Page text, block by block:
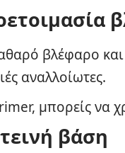
βλέφαρο
αναλλοίωτες.
μπορείς να
βάση